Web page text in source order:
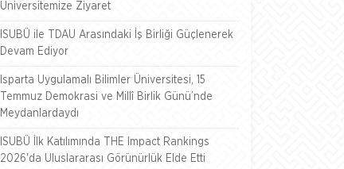
Üniversitemize Ziyaret
ISUBÜ ile TDAU Arasındaki İş Birliği Güçlenerek
Devam Ediyor
Isparta Uygulamalı Bilimler Üniversitesi, 15
Temmuz Demokrasi ve Millî Birlik Günü’nde
Meydanlardaydı
ISUBÜ İlk Katılımında THE Impact Rankings
2026'da Uluslararası Görünürlük Elde Etti